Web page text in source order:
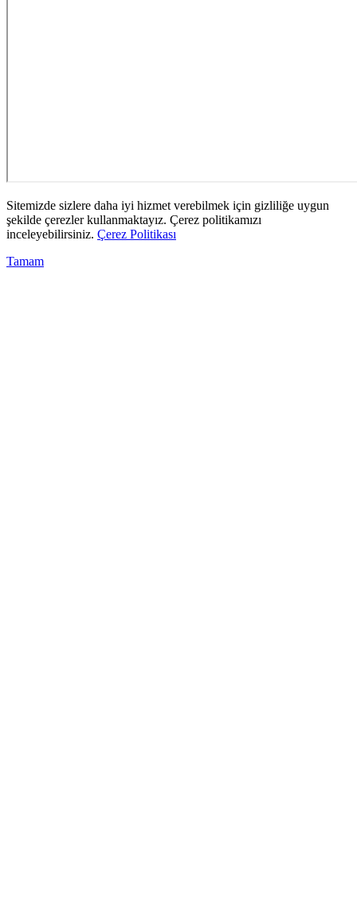
Sitemizde sizlere daha iyi hizmet verebilmek için gizliliğe uygun
şekilde çerezler kullanmaktayız. Çerez politikamızı
inceleyebilirsiniz. Çerez Politikası
Tamam